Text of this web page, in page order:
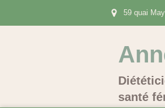
59 quai
santé